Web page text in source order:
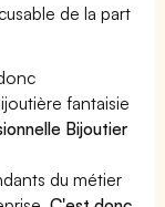
de la part
fantaisie
Bijoutier
du métier